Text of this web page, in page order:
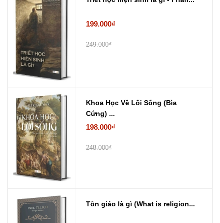
199.000₫
249.000₫
Khoa Học Về Lối Sống (Bìa
Cứng) ...
198.000₫
248.000₫
Tôn giáo là gì (What is religion...